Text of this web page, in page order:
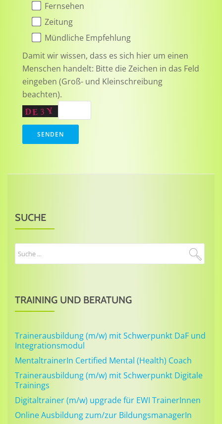
Fernsehen
Zeitung
Mündliche Empfehlung
Damit wir wissen, dass es sich hier um einen
Menschen handelt: Bitte die Zeichen in das Feld
eingeben (Groß- und Kleinschreibung
beachten).
SUCHE
TRAINING UND BERATUNG
Trainerausbildung (m/w) mit Schwerpunkt DaF und
Integrationsmodul
MentaltrainerIn Certified Mental (Health) Coach
Trainerausbildung (m/w) mit Schwerpunkt Digitale
Trainings
Digitaltrainer (m/w) upgrade für EWI TrainerInnen
Online Ausbildung zum/zur BildungsmanagerIn